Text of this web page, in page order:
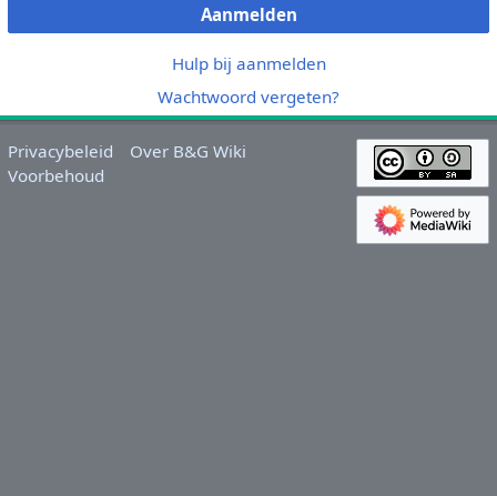
Aanmelden
Hulp bij aanmelden
Wachtwoord vergeten?
Privacybeleid
Over B&G Wiki
Voorbehoud